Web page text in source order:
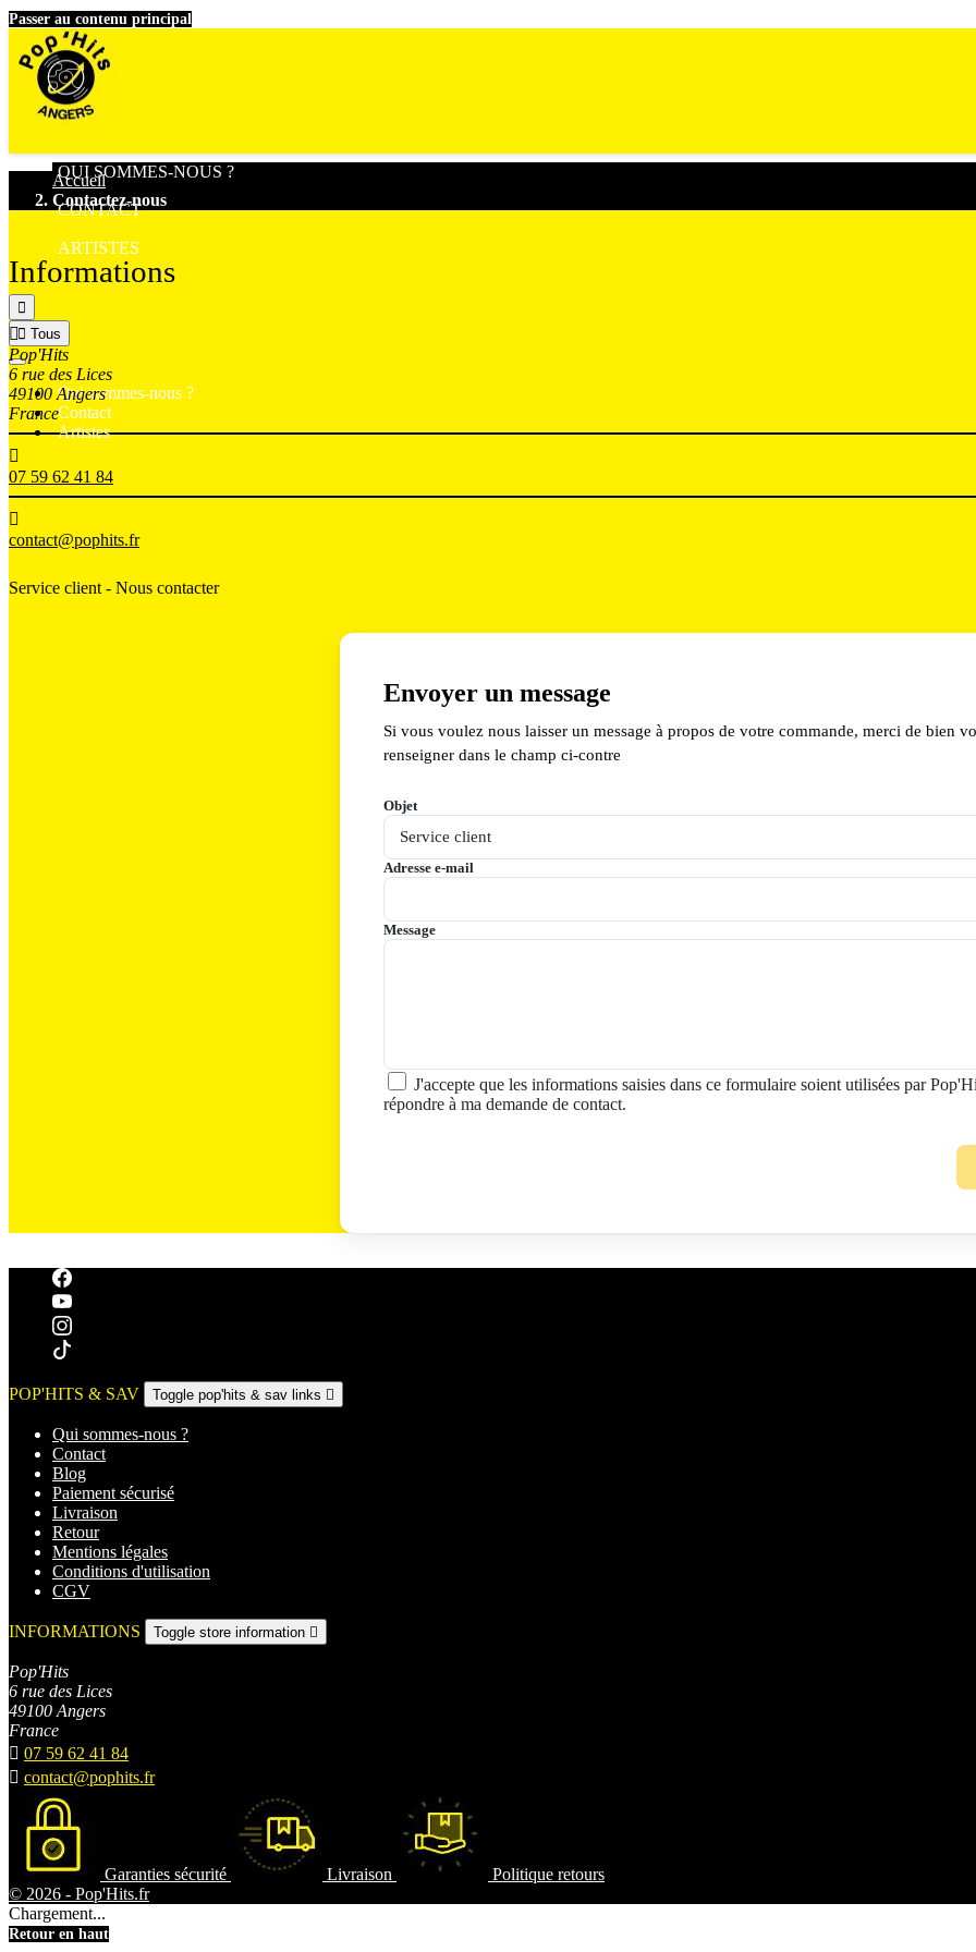
Passer au contenu principal
QUI SOMMES-NOUS ?
CONTACT
ARTISTES

 Tous
Qui sommes-nous ?
Contact
Artistes
Accueil
Contactez-nous
Informations

Pop'Hits
6 rue des Lices
49100 Angers
France

07 59 62 41 84

contact@pophits.fr
Service client - Nous contacter
Envoyer un message
Si vous voulez nous laisser un message à propos de votre commande, merci de bien
renseigner dans le champ ci-contre
Objet
Adresse e-mail
Message
J'accepte que les informations saisies dans ce formulaire soient utilisées par
répondre à ma demande de contact.
POP'HITS & SAV Toggle pop'hits & sav links 
Qui sommes-nous ?
Contact
Blog
Paiement sécurisé
Livraison
Retour
Mentions légales
Conditions d'utilisation
CGV
INFORMATIONS Toggle store information 
Pop'Hits
6 rue des Lices
49100 Angers
France
 07 59 62 41 84
 contact@pophits.fr
Garanties sécurité Livraison
Politique retours
© 2026 - Pop'Hits.fr
Chargement...
Retour en haut